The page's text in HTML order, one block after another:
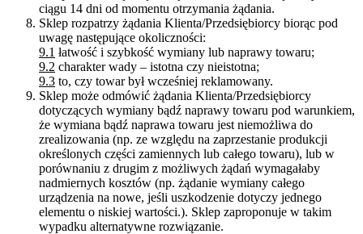
ciągu 14 dni od momentu otrzymania żądania.
Sklep rozpatrzy żądania Klienta/Przedsiębiorcy biorąc pod
uwagę następujące okoliczności:
9.1 łatwość i szybkość wymiany lub naprawy towaru;
9.2 charakter wady – istotna czy nieistotna;
9.3 to, czy towar był wcześniej reklamowany.
Sklep może odmówić żądania Klienta/Przedsiębiorcy
dotyczących wymiany bądź naprawy towaru pod warunkiem,
że wymiana bądź naprawa towaru jest niemożliwa do
zrealizowania (np. ze względu na zaprzestanie produkcji
określonych części zamiennych lub całego towaru), lub w
porównaniu z drugim z możliwych żądań wymagałaby
nadmiernych kosztów (np. żądanie wymiany całego
urządzenia na nowe, jeśli uszkodzenie dotyczy jednego
elementu o niskiej wartości.). Sklep zaproponuje w takim
wypadku alternatywne rozwiązanie.